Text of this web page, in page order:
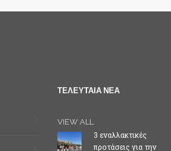
ΤΕΛΕΥΤΑΙΑ ΝΕΑ
VIEW ALL
3 εναλλακτικές
προτάσεις για την